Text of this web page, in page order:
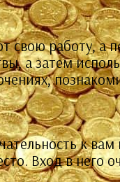
работу, а
а затем
к
Вход в него